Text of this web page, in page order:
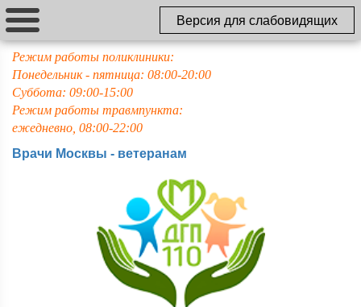
Версия для слабовидящих
Режим работы поликлиники:
Понедельник - пятница: 08:00-20:00
Суббота: 09:00-15:00
Режим работы травмпункта:
ежедневно, 08:00-22:00
Врачи Москвы - ветеранам